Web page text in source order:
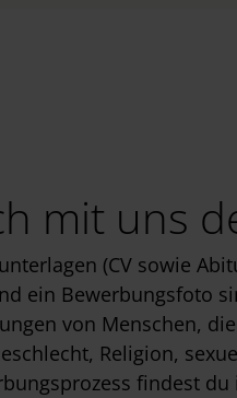
mit uns
(CV sowie
ein Bewerbungsfoto
von Menschen,
Religion,
findest du